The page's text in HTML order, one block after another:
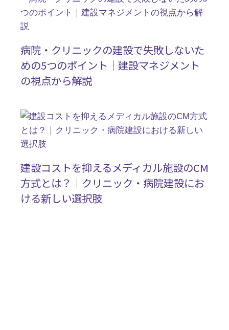
病院・クリニックの建設で失敗しないた
めの5つのポイント｜建設マネジメント
の視点から解説
建設コストを抑えるメディカル施設のCM
方式とは？｜クリニック・病院建設にお
ける新しい選択肢